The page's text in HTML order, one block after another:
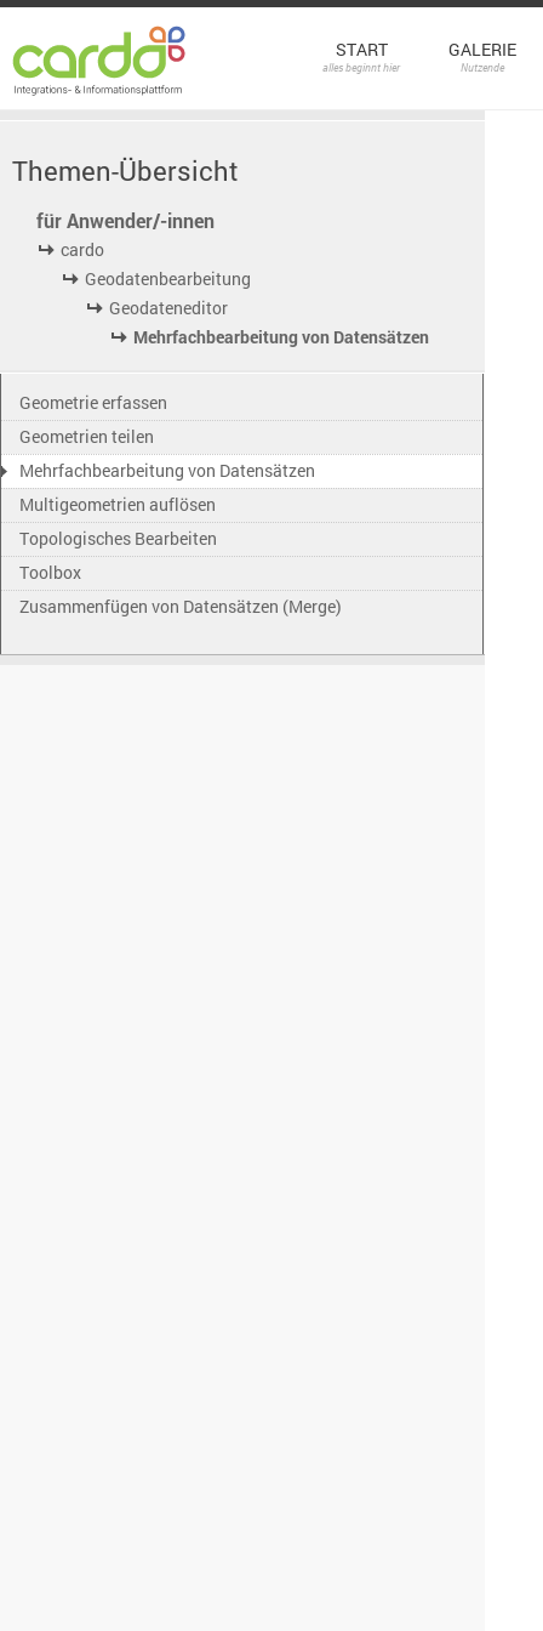
START
alles beginnt hier
GALERIE
Nutzende
Themen-Übersicht
für Anwender/-innen
cardo
Geodatenbearbeitung
Geodateneditor
Mehrfachbearbeitung von Datensätzen
Geometrie erfassen
Geometrien teilen
Mehrfachbearbeitung von Datensätzen
Multigeometrien auflösen
Topologisches Bearbeiten
Toolbox
Zusammenfügen von Datensätzen (Merge)